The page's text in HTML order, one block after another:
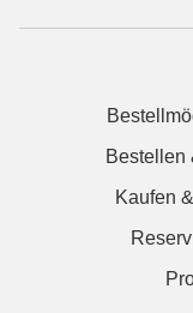
Bestellen
Kaufen